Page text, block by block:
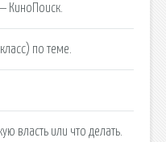
КиноПоиск.
по теме.
власть или что делать.